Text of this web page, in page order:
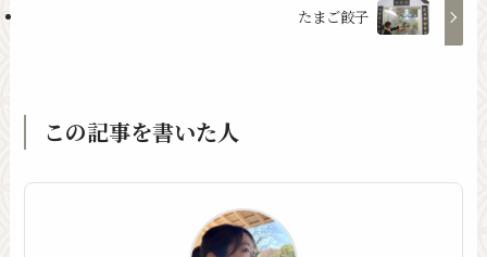
たまご餃子
この記事を書いた人